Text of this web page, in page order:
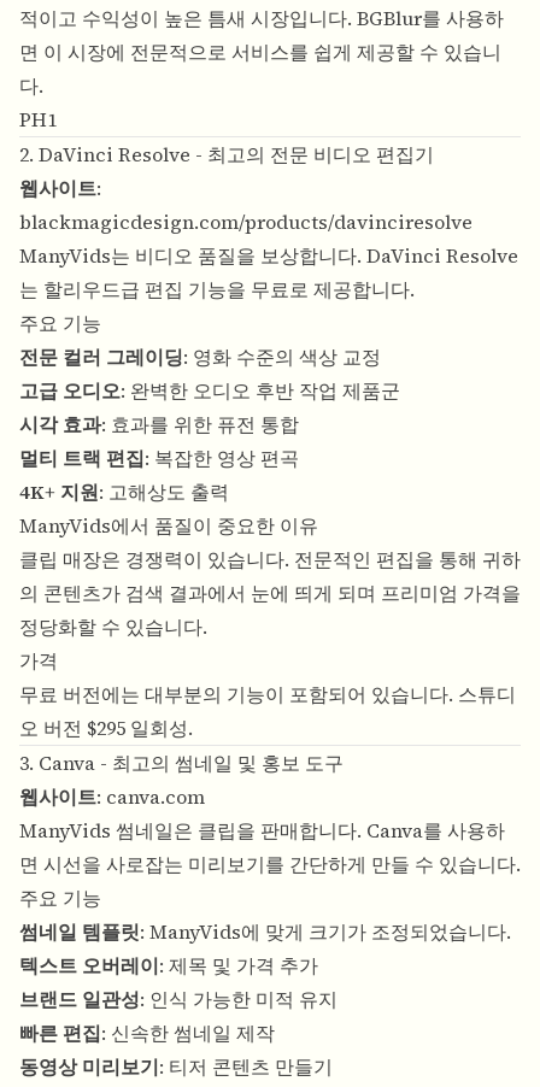
적이고 수익성이 높은 틈새 시장입니다. BGBlur를 사용하
면 이 시장에 전문적으로 서비스를 쉽게 제공할 수 있습니
다.
PH1
2. DaVinci Resolve - 최고의 전문 비디오 편집기
웹사이트:
blackmagicdesign.com/products/davinciresolve
ManyVids는 비디오 품질을 보상합니다. DaVinci Resolve
는 할리우드급 편집 기능을 무료로 제공합니다.
주요 기능
전문 컬러 그레이딩: 영화 수준의 색상 교정
고급 오디오: 완벽한 오디오 후반 작업 제품군
시각 효과: 효과를 위한 퓨전 통합
멀티 트랙 편집: 복잡한 영상 편곡
4K+ 지원: 고해상도 출력
ManyVids에서 품질이 중요한 이유
클립 매장은 경쟁력이 있습니다. 전문적인 편집을 통해 귀하
의 콘텐츠가 검색 결과에서 눈에 띄게 되며 프리미엄 가격을
정당화할 수 있습니다.
가격
무료 버전에는 대부분의 기능이 포함되어 있습니다. 스튜디
오 버전 $295 일회성.
3. Canva - 최고의 썸네일 및 홍보 도구
웹사이트: canva.com
ManyVids 썸네일은 클립을 판매합니다. Canva를 사용하
면 시선을 사로잡는 미리보기를 간단하게 만들 수 있습니다.
주요 기능
썸네일 템플릿: ManyVids에 맞게 크기가 조정되었습니다.
텍스트 오버레이: 제목 및 가격 추가
브랜드 일관성: 인식 가능한 미적 유지
빠른 편집: 신속한 썸네일 제작
동영상 미리보기: 티저 콘텐츠 만들기